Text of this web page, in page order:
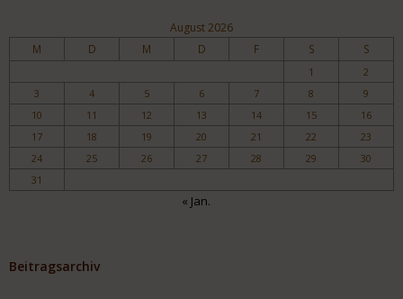
August 2026
M D M D F S S
1
2
3
4 5 6 7 8
9
10
11 12 13 14 15
16
17
18 19 20 21 22
23
24
25 26 27 28 29
30
31
« Jan.
Beitragsarchiv